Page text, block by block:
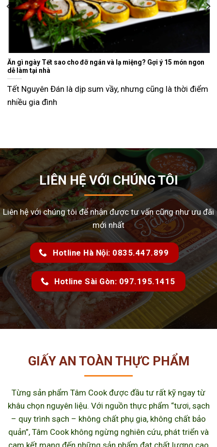
Ăn gì ngày Tết sao cho đỡ ngán và lạ miệng? Gợi ý 15 món ngon
dễ làm tại nhà
Tết Nguyên Đán là dịp sum vầy, nhưng cũng là thời điểm
nhiều gia đình
LIÊN HỆ VỚI CHÚNG TÔI
Liên hệ với chúng tôi để nhận được tư vấn cũng như ưu đãi
mới nhất
Hotline Hà Nội: 0835.447.899
Hotline Sài Gòn: 097.195.1415
GIẤY AN TOÀN THỰC PHẨM
Từng sản phẩm Tâm Cook được đầu tư rất kỹ ngay từ
khâu chọn nguyên liệu. Với nguồn thực phẩm “tươi, sạch
– quy trình sạch – không chất phụ gia, không chất bảo
quản”, Tâm Cook không ngừng nghiên cứu, phát triển và
cam kết mang đến những sản phẩm đạt chất lượng cao